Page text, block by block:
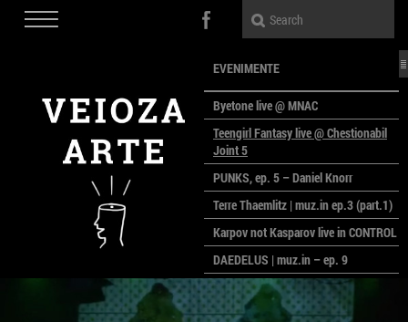
EVENIMENTE
Byetone live @ MNAC
Teengirl Fantasy live @ Chestionabil
Joint 5
PUNKS, ep. 5 – Daniel Knorr
Terre Thaemlitz | muz.in ep.3 (part.1)
Karpov not Kasparov live in CONTROL
DAEDELUS | muz.in – ep. 9
LALELE, LALELE – prima premieră a
anului la MACAZ